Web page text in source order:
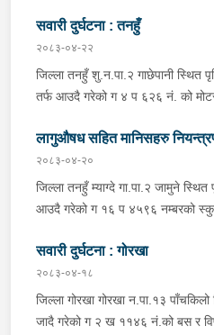
सवारी दुर्घटना : तनहुँ
२०८३-०४-२२
जिल्ला तनहुँ शु.न.पा.२ गाछेपानी स्थित
तर्फ आउदै गरेको ग ४ प ६२६ नं. को
जिल्ला कास्की पो.म.न.पा.३३ बस्ने बर्ष
उपचारको लागी तनहुँ सेवा हस्पिटल
पश्चात थप उपचारको लागी ०७:५५ बजे
लागुऔषध सहित मानिसहरु
२०८३-०४-२०
जिल्ला तनहुँ म्याग्दे गा.पा.२ जामुने स्थित
आउदै गरेको ग १६ प ४५९६ नम्बरको
ऐ.५ बस्ने बर्ष ३४ को नरजंग राना स्कुटर
अबस्थामा थर्पुबाट खटिएको प्रहरी
क्रममा निज अमन पौडेलको साथबाट र
प्रतिबन्धित लागुऔषध फेनारागन ११
सवारी दुर्घटना : गोरखा
२०८३-०४-१८
जिल्ला गोरखा गोरखा न.पा.१३
जादै गरेको ग २ ख ११४६ नं.को बस र